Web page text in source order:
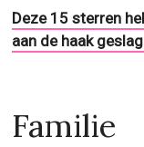
Deze 15 sterren
aan de haak
Familie